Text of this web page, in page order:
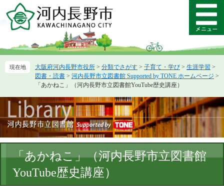
ー
先
ニ
を
へ
メ
ニ
ー
大阪府河内長野市役所 > 分類でさがす > 子育て・学び > 生涯学習 >
図書・読書 > 河内長野市立図書館 Supported by TONE ホームページ >
「あかねこ」（河内長野市立図書館YouTube歴史講座）
文
「あかねこ」（河内長野市立図書館
YouTube歴史講座）